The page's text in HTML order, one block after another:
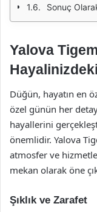
Sonuç
Yalova
Düğün, hayatın en
özel günün her
hayallerini
önemlidir. Yalova
atmosfer ve
mekan olarak öne
Şıklık ve Zarafet